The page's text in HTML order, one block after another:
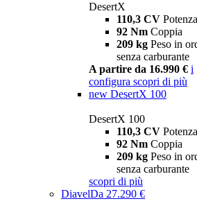
DesertX
110,3 CV Potenza
92 Nm Coppia
209 kg Peso in
senza carburante
A partire da 16.990 € i
configura scopri di più
new DesertX 100
DesertX 100
110,3 CV Potenza
92 Nm Coppia
209 kg Peso in
senza carburante
scopri di più
DiavelDa 27.290 €